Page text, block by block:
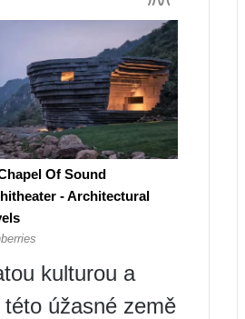
kulturou a
úžasné země